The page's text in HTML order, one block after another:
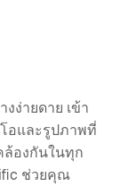
ง่ายดาย เข้า
อและรูปภาพที่
องกันในทุก
ช่วยคุณ